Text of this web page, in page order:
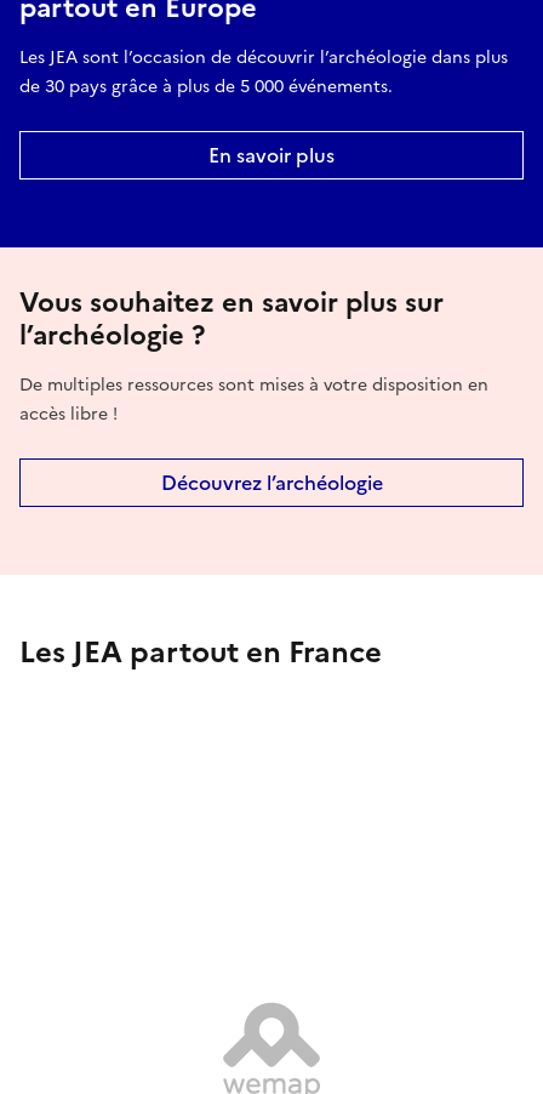
Les JEA sont l’occasion de découvrir l’archéologie dans plus
de 30 pays grâce à plus de 5 000 événements.
En savoir plus
Vous souhaitez en savoir plus sur
l’archéologie ?
De multiples ressources sont mises à votre disposition en
accès libre !
Découvrez l’archéologie
Les JEA partout en France